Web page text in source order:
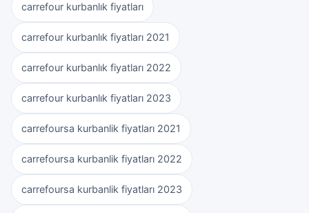
carrefour kurbanlık fiyatları
carrefour kurbanlık fiyatları 2021
carrefour kurbanlık fiyatları 2022
carrefour kurbanlık fiyatları 2023
carrefoursa kurbanlik fiyatları 2021
carrefoursa kurbanlik fiyatları 2022
carrefoursa kurbanlik fiyatları 2023